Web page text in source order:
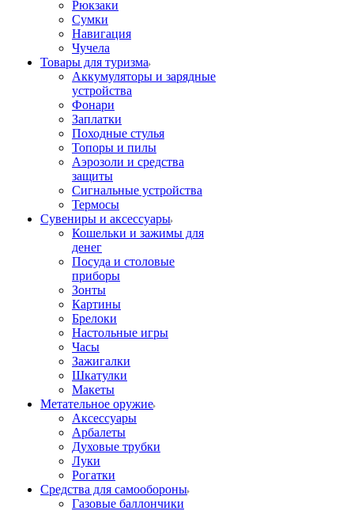
Рюкзаки
Сумки
Навигация
Чучела
Товары для туризма
Аккумуляторы и зарядные
устройства
Фонари
Заплатки
Походные стулья
Топоры и пилы
Аэрозоли и средства
защиты
Сигнальные устройства
Термосы
Сувениры и аксессуары
Кошельки и зажимы для
денег
Посуда и столовые
приборы
Зонты
Картины
Брелоки
Настольные игры
Часы
Зажигалки
Шкатулки
Макеты
Метательное оружие
Аксессуары
Арбалеты
Духовые трубки
Луки
Рогатки
Средства для самообороны
Газовые баллончики